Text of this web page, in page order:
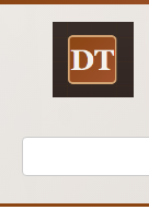
Перейти
Поиск: